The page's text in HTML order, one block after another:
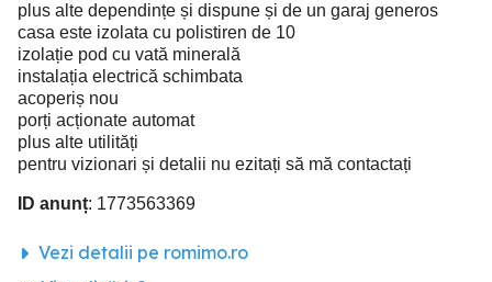
plus alte dependințe și dispune și de un garaj generos
casa este izolata cu polistiren de 10
izolație pod cu vată minerală
instalația electrică schimbata
acoperiș nou
porți acționate automat
plus alte utilități
pentru vizionari și detalii nu ezitați să mă contactați
ID anunț: 1773563369
Vezi detalii pe romimo.ro